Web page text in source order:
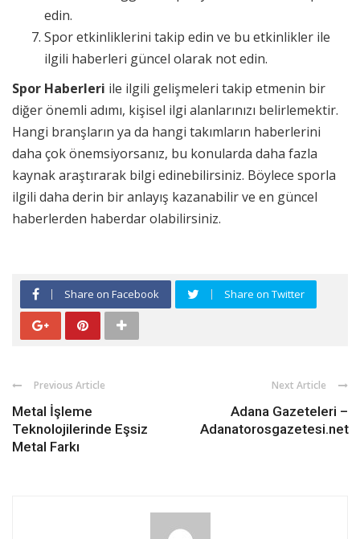
edin.
Spor etkinliklerini takip edin ve bu etkinlikler ile
ilgili haberleri güncel olarak not edin.
Spor Haberleri ile ilgili gelişmeleri takip etmenin bir
diğer önemli adımı, kişisel ilgi alanlarınızı belirlemektir.
Hangi branşların ya da hangi takımların haberlerini
daha çok önemsiyorsanız, bu konularda daha fazla
kaynak araştırarak bilgi edinebilirsiniz. Böylece sporla
ilgili daha derin bir anlayış kazanabilir ve en güncel
haberlerden haberdar olabilirsiniz.
Share on Facebook Share on Twitter
Previous Article
Metal İşleme
Teknolojilerinde Eşsiz
Metal Farkı
Next Article
Adana Gazeteleri –
Adanatorosgazetesi.net